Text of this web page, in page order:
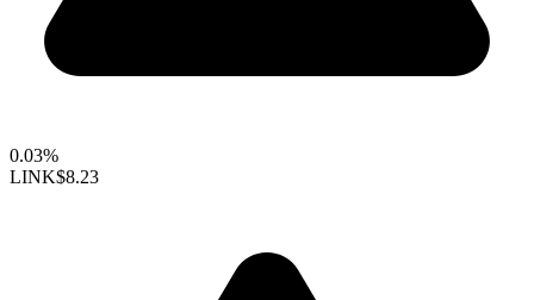
0.03%
LINK$8.23